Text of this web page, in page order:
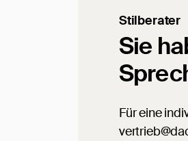
Sie
Stilberater
Für eine